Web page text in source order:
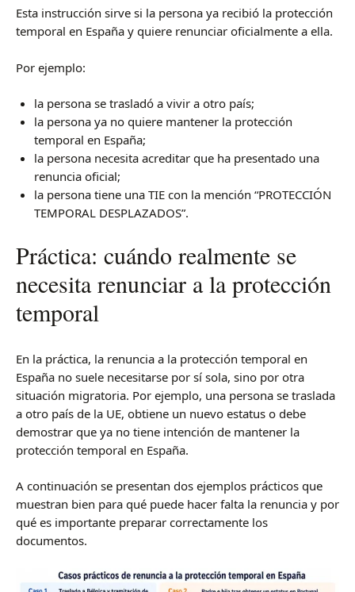
Esta instrucción sirve si la persona ya recibió la protección
temporal en España y quiere renunciar oficialmente a ella.
Por ejemplo:
la persona se trasladó a vivir a otro país;
la persona ya no quiere mantener la protección
temporal en España;
la persona necesita acreditar que ha presentado una
renuncia oficial;
la persona tiene una TIE con la mención “PROTECCIÓN
TEMPORAL DESPLAZADOS”.
Práctica: cuándo realmente se
necesita renunciar a la protección
temporal
En la práctica, la renuncia a la protección temporal en
España no suele necesitarse por sí sola, sino por otra
situación migratoria. Por ejemplo, una persona se traslada
a otro país de la UE, obtiene un nuevo estatus o debe
demostrar que ya no tiene intención de mantener la
protección temporal en España.
A continuación se presentan dos ejemplos prácticos que
muestran bien para qué puede hacer falta la renuncia y por
qué es importante preparar correctamente los
documentos.